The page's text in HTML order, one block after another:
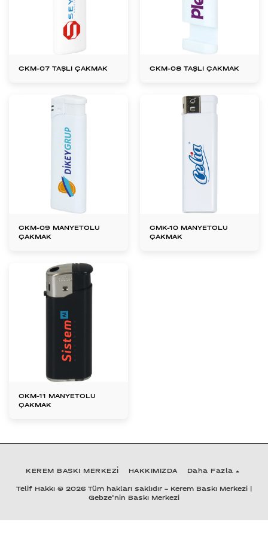
CKM-07 TAŞLI ÇAKMAK CKM-08 TAŞLI ÇAKMAK
CKM-09 MANYETOLU
ÇAKMAK
CMK-10 MANYETOLU
ÇAKMAK
CKM-11 MANYETOLU
ÇAKMAK
KEREM BASKI MERKEZİ HAKKIMIZDA Daha Fazla
Telif Hakkı © 2026 Tüm hakları saklıdır - Kerem Baskı Merkezi |
Gebze'nin Baskı Merkezi